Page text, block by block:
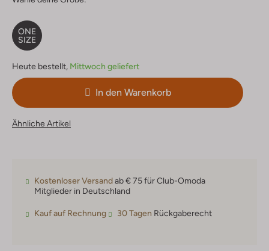
ONE
SIZE
Heute bestellt, Mittwoch geliefert
In den Warenkorb
Ähnliche Artikel
Kostenloser Versandab € 75 für Club-Omoda
Mitglieder in Deutschland
Kauf auf Rechnung 30 Tagen Rückgaberecht